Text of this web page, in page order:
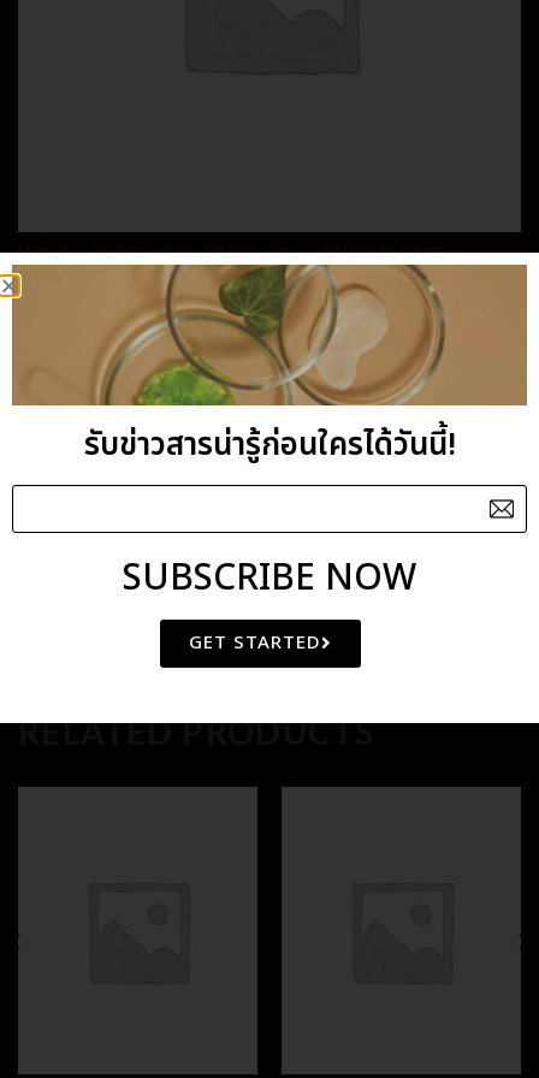
HOME / BLEND 100 ESSENTIAL OIL / FIVE ELEMENTS
EARTH BLENDED
ESSENTIAL OIL
RELATED PRODUCTS
รับข่าวสารน่ารู้ก่อนใครได้วันนี้!
SUBSCRIBE NOW
GET STARTED